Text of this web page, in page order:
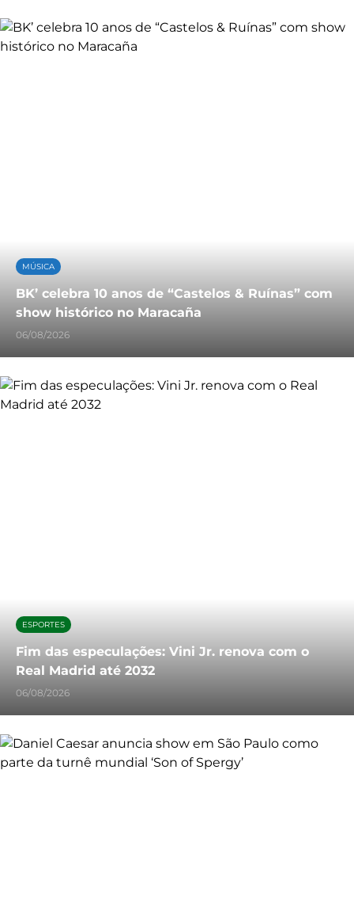
MÚSICA
BK’ celebra 10 anos de “Castelos & Ruínas” com
show histórico no Maracaña
06/08/2026
ESPORTES
Fim das especulações: Vini Jr. renova com o
Real Madrid até 2032
06/08/2026